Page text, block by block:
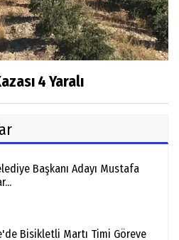
4 Yaralı
Başkanı Adayı Mustafa
Bisikletli Martı Timi Göreve